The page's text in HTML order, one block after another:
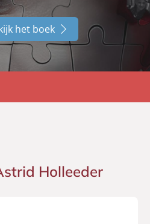
het boek
Holleeder